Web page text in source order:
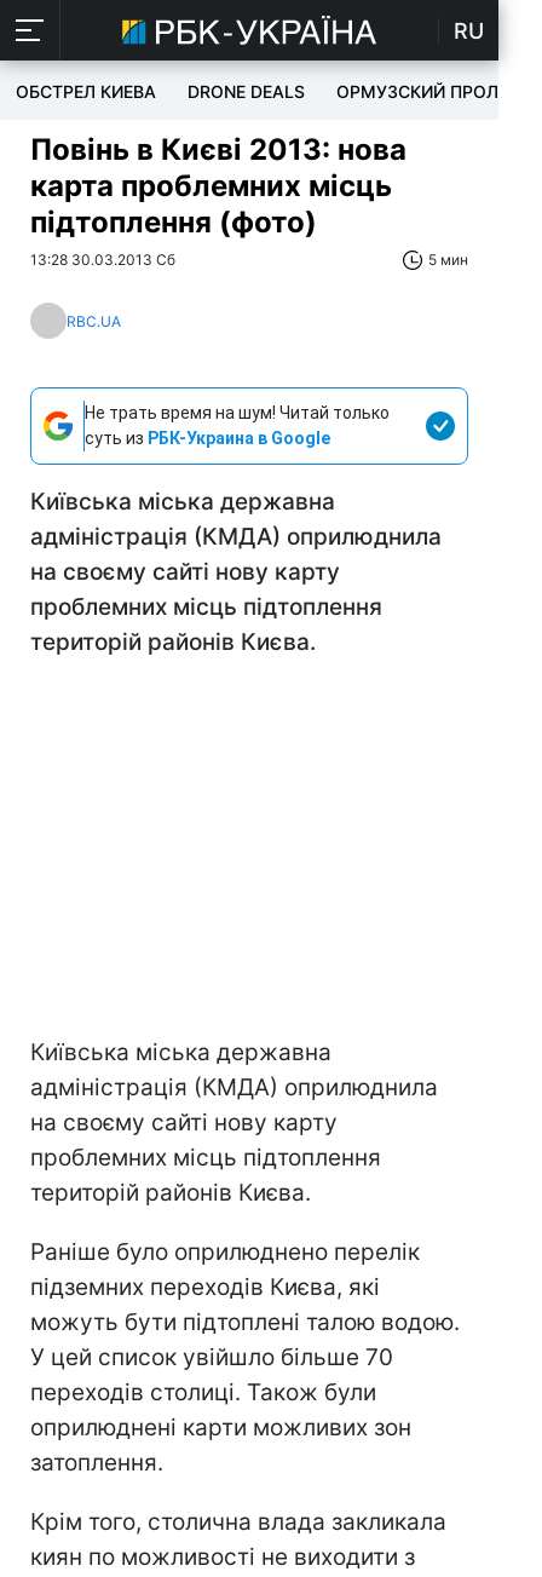
RU
ОБСТРЕЛ КИЕВА DRONE DEALS ОРМУЗСКИЙ ПРОЛИВ
Повінь в Києві 2013: нова
карта проблемних місць
підтоплення (фото)
13:28 30.03.2013 Сб 5 мин
RBC.UA
Не трать время на шум! Читай только
суть из РБК-Украина в Google
Київська міська державна
адміністрація (КМДА) оприлюднила
на своєму сайті нову карту
проблемних місць підтоплення
територій районів Києва.
Київська міська державна
адміністрація (КМДА) оприлюднила
на своєму сайті нову карту
проблемних місць підтоплення
територій районів Києва.
Раніше було оприлюднено перелік
підземних переходів Києва, які
можуть бути підтоплені талою водою.
У цей список увійшло більше 70
переходів столиці. Також були
оприлюднені карти можливих зон
затоплення.
Крім того, столична влада закликала
киян по можливості не виходити з